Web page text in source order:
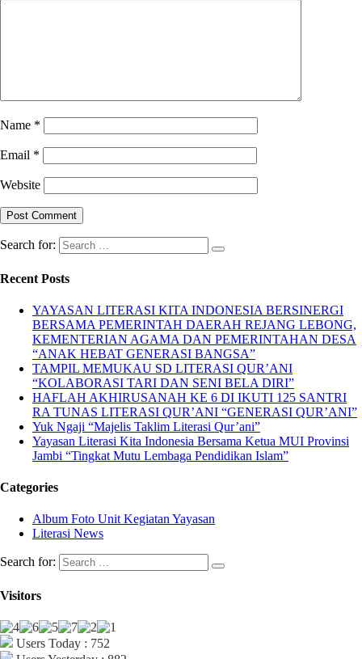
Name *
Email *
Website
Search for:
Recent Posts
YAYASAN LITERASI KITA INDONESIA BERSINERGI
BERSAMA PEMERINTAH DAERAH REJANG LEBONG,
KEMENTERIAN AGAMA DAN PEMERINTAHAN DESA
“ANAK HEBAT GENERASI BANGSA”
TAMPIL MEMUKAU SD LITERASI QUR’ANI
“KOLABORASI TARI DAN SENI BELA DIRI”
HAFLAH AKHIRUSANAH KE 6 DI IKUTI 125 SANTRI
RA TUNAS LITERASI QUR’ANI “GENERASI QUR’ANI”
Yuk Ngaji “Majelis Taklim Literasi Qur’ani”
Yayasan Literasi Kita Indonesia Bersama Ketua MUI Provinsi
Jambi “Tingkat Mutu Lembaga Pendidikan Islam”
Categories
Album Foto Unit Kegiatan Yayasan
Literasi News
Search for:
Visitors
Users Today : 752